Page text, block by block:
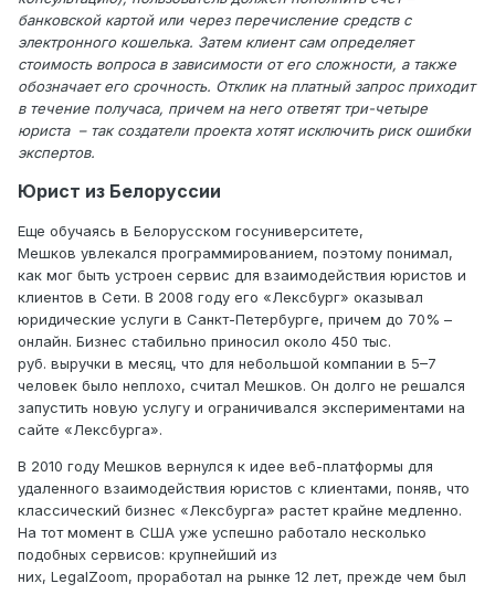
банковской картой или через перечисление средств с
электронного кошелька. Затем клиент сам определяет
стоимость вопроса в зависимости от его сложности, а также
обозначает его срочность. Отклик на платный запрос приходит
в течение получаса, причем на него ответят три-четыре
юриста – так создатели проекта хотят исключить риск ошибки
экспертов.
Юрист из Белоруссии
Еще обучаясь в Белорусском госуниверситете,
Мешков увлекался программированием, поэтому понимал,
как мог быть устроен сервис для взаимодействия юристов и
клиентов в Сети. В 2008 году его «Лексбург» оказывал
юридические услуги в Санкт-Петербурге, причем до 70% –
онлайн. Бизнес стабильно приносил около 450 тыс.
руб. выручки в месяц, что для небольшой компании в 5–7
человек было неплохо, считал Мешков. Он долго не решался
запустить новую услугу и ограничивался экспериментами на
сайте «Лексбурга».
В 2010 году Мешков вернулся к идее веб-платформы для
удаленного взаимодействия юристов с клиентами, поняв, что
классический бизнес «Лексбурга» растет крайне медленно.
На тот момент в США уже успешно работало несколько
подобных сервисов: крупнейший из
них, LegalZoom, проработал на рынке 12 лет, прежде чем был